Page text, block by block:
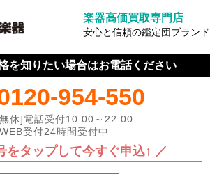
楽器高価買取専門店
安心と信頼の鑑定団ブランド
を知りたい場合はお電話ください
954-550
休]電話受付10:00～22:00
WEB受付24時間受付中
をタップして今すぐ申込↑ ／